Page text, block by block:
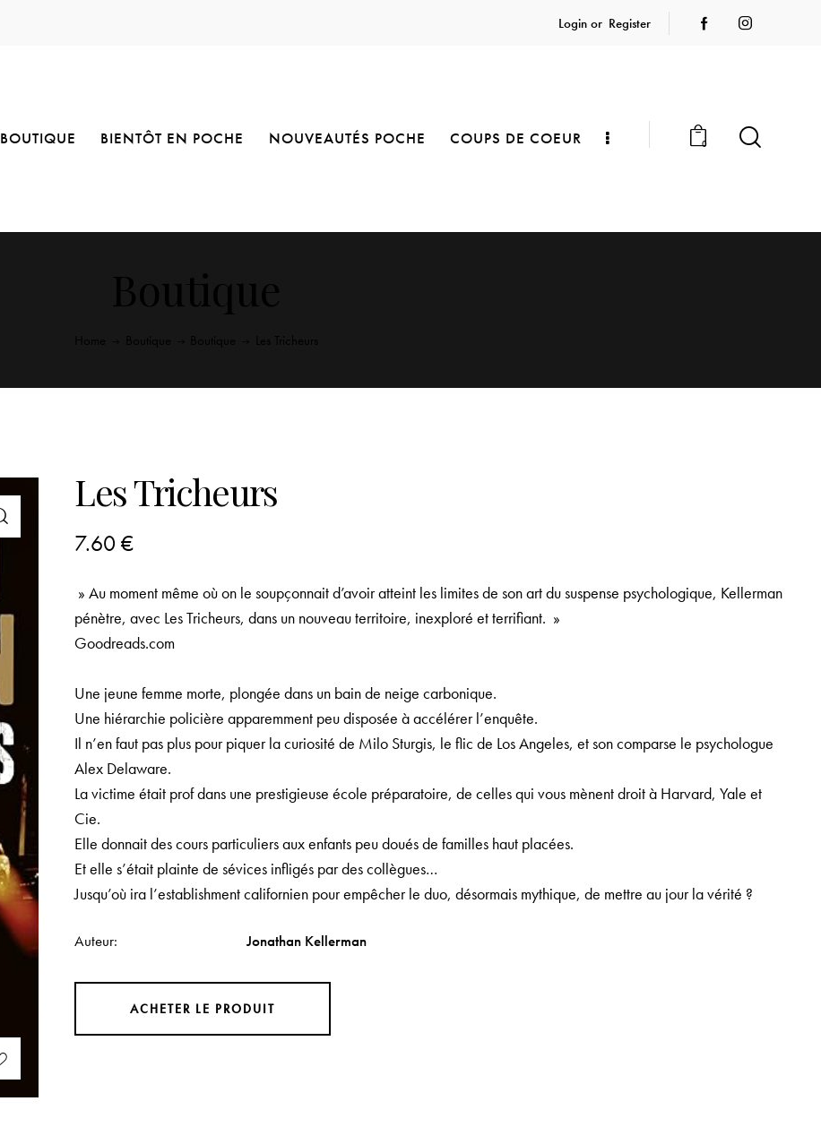
Login or Register
BOUTIQUE BIENTÔT EN POCHE NOUVEAUTÉS POCHE COUPS DE COEUR 0
Les Tricheurs
7.60€
» Au moment même où on le soupçonnait d’avoir atteint les limites de son art du suspense psychologique, Kellerman
pénètre, avec Les Tricheurs, dans un nouveau territoire, inexploré et terrifiant. »
Goodreads.com
Une jeune femme morte, plongée dans un bain de neige carbonique.
Une hiérarchie policière apparemment peu disposée à accélérer l’enquête.
Il n’en faut pas plus pour piquer la curiosité de Milo Sturgis, le flic de Los Angeles, et son comparse le psychologue
Alex Delaware.
La victime était prof dans une prestigieuse école préparatoire, de celles qui vous mènent droit à Harvard, Yale et
Cie.
Elle donnait des cours particuliers aux enfants peu doués de familles haut placées.
Et elle s’était plainte de sévices infligés par des collègues…
Jusqu’où ira l’establishment californien pour empêcher le duo, désormais mythique, de mettre au jour la vérité ?
Auteur Jonathan Kellerman
ACHETER LE PRODUIT